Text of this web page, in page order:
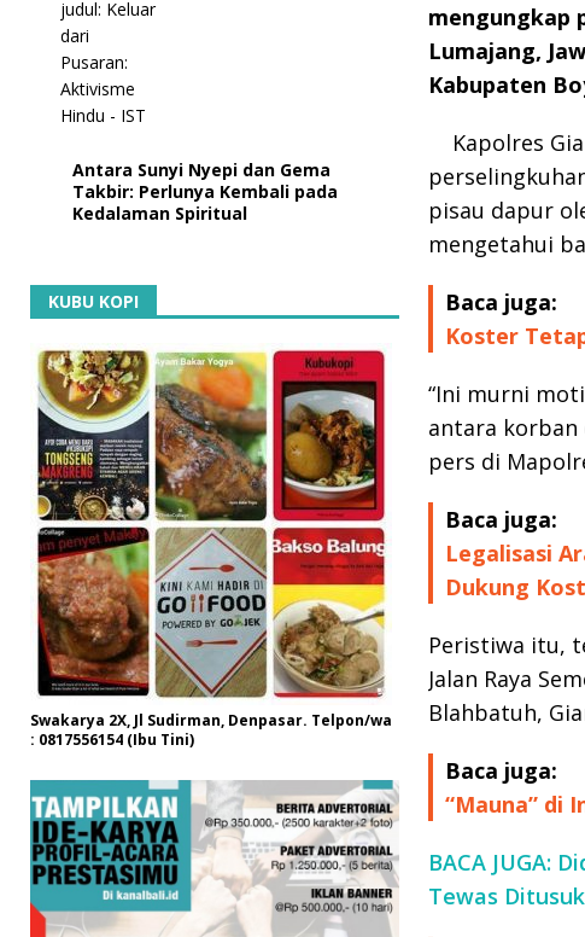
mengungkap
Lumajang,
Kabupaten
Kapolres
pisau dapur
mengetahui
Baca juga:
Koster
“Ini murni
antara korban
pers di
Baca juga:
Legalisasi
Dukung
Peristiwa itu,
Jalan Raya
Blahbatuh,
Baca juga:
“Mauna” di
BACA JUGA:
Tewas
Antara Sunyi Nyepi dan Gema
Takbir: Perlunya Kembali pada
Kedalaman Spiritual
KUBU KOPI
Swakarya 2X, Jl Sudirman, Denpasar. Telpon/wa
: 0817556154 (Ibu Tini)